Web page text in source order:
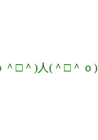
＾□＾)人(＾□＾ｏ)